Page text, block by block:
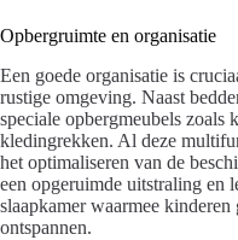
Opbergruimte en organisatie
Een goede organisatie is
rustige omgeving. Naast
speciale opbergmeubels zoals
kledingrekken. Al deze
het optimaliseren van de
een opgeruimde uitstraling en
slaapkamer waarmee kinderen
ontspannen.